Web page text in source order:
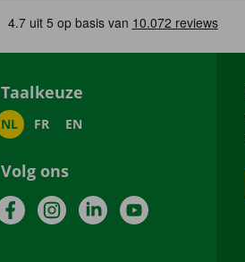
Taalkeuze
NL FR EN
Volg ons
FacebookInstagramLinkedInYouTube